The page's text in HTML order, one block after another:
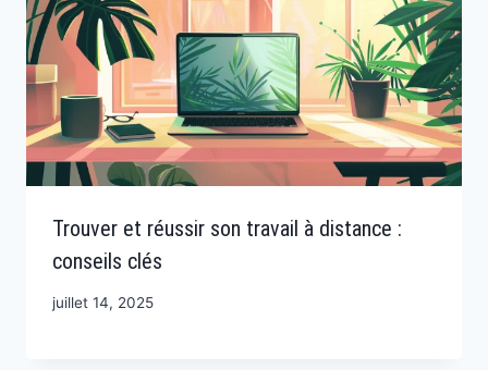
Trouver et réussir son travail à distance :
conseils clés
juillet 14, 2025